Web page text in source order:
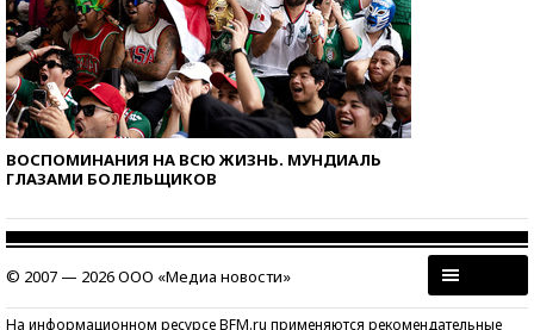
ВОСПОМИНАНИЯ НА ВСЮ ЖИЗНЬ. МУНДИАЛЬ
ГЛАЗАМИ БОЛЕЛЬЩИКОВ
© 2007 — 2026 ООО «Медиа новости»
На информационном ресурсе BFM.ru применяются рекомендательные